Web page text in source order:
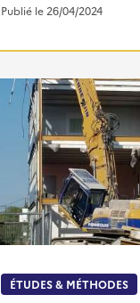
Publié le 26/04/2024
ÉTUDES & MÉTHODES